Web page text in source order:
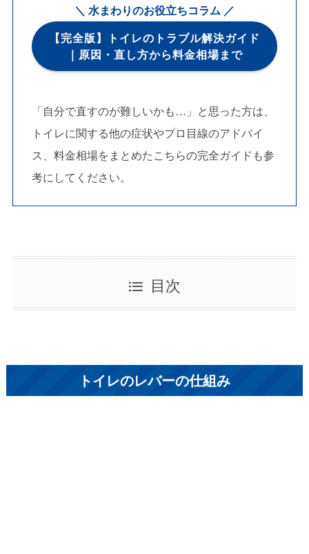
＼ 水まわりのお役立ちコラム ／
【完全版】トイレのトラブル解決ガイド
｜原因・直し方から料金相場まで
「自分で直すのが難しいかも…」と思った方は、
トイレに関する他の症状やプロ目線のアドバイ
ス、料金相場をまとめたこちらの完全ガイドも参
考にしてください。
目次
トイレのレバーの仕組み